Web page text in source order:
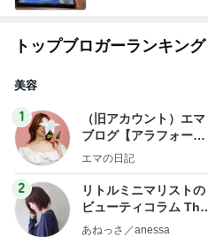
トップブロガーランキング
美容
1
（旧アカウント）エマ
ブログ【アラフォー会
社売却セカンドライ
エマの日記
2
リトルミニマリストの
ビューティコラム The
little minimalist's bea
あねっさ／anessa